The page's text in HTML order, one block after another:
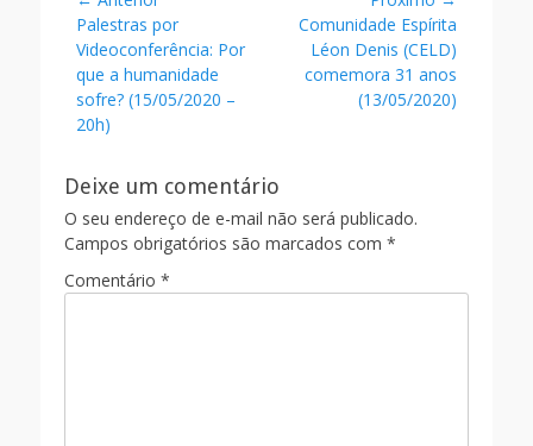
b
o
o
k
er
de
Post
Post
anterior:
Palestras por
Videoconferência: Por
que a humanidade
sofre? (15/05/2020 –
20h)
Próximo
Comunidade Espírita
Léon Denis (CELD)
comemora 31 anos
(13/05/2020)
Deixe um comentário
O seu endereço de e-mail não será publicado.
Campos obrigatórios são marcados com *
Comentário *